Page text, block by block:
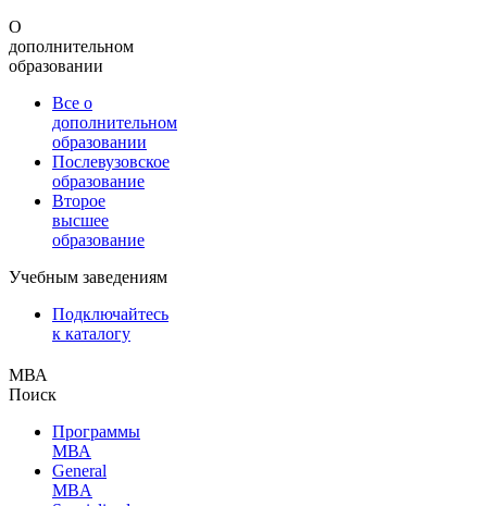
О
дополнительном
образовании
Все о
дополнительном
образовании
Послевузовское
образование
Второе
высшее
образование
Учебным заведениям
Подключайтесь
к каталогу
МВА
Поиск
Программы
МВА
General
MBA